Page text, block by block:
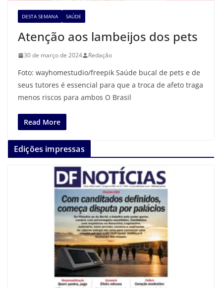
DESTA SEMANA SAÚDE
Atenção aos lambeijos dos pets
30 de março de 2024 Redação
Foto: wayhomestudio/freepik Saúde bucal de pets e de
seus tutores é essencial para que a troca de afeto traga
menos riscos para ambos O Brasil
Read More
Edições impressas